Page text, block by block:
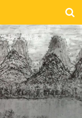
我更想活著